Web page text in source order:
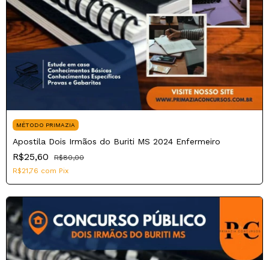
MÉTODO PRIMAZIA
Apostila Dois Irmãos do Buriti MS 2024 Enfermeiro
R$25,60
R$80,00
R$21,76 com Pix